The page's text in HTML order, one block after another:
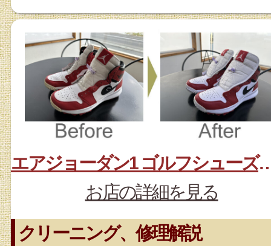
エアジョーダン1 ゴルフ
お店の詳細を見る
クリーニング、修理解説